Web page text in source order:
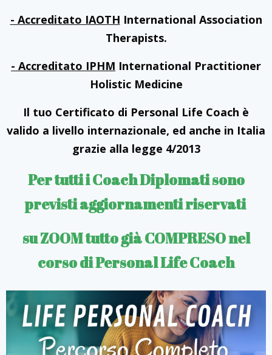
- Accreditato IAOTH International Association
Therapists.
- Accreditato IPHM International Practitioner
Holistic Medicine
Il tuo Certificato di Personal Life Coach è
valido a livello internazionale, ed anche in Italia
grazie alla legge 4/2013
Per tutti i Coach Diplomati sono
previsti aggiornamenti riservati
su ZOOM tutto già COMPRESO nel
corso di Personal Life Coach